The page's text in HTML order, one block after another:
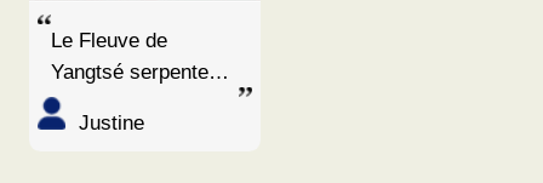
Le Fleuve de
Yangtsé serpente
environ 6379
kilomètres. Etant le
Justine